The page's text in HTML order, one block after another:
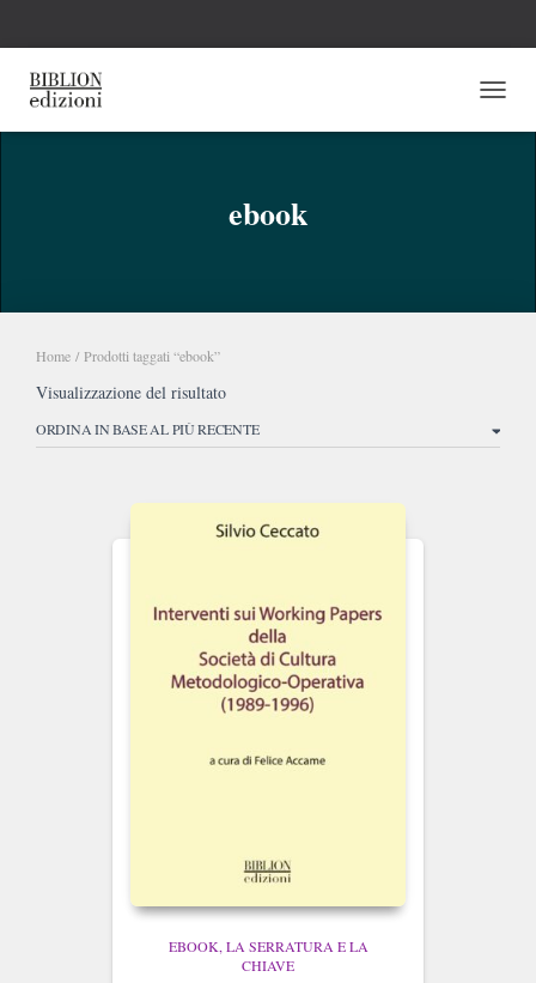
ebook
Home / Prodotti taggati “ebook”
Visualizzazione del risultato
EBOOK LA SERRATURA E LA
CHIAVE